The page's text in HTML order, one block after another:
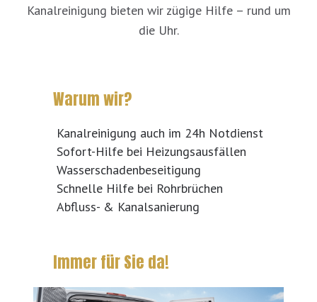
Kanalreinigung bieten wir zügige Hilfe – rund um
die Uhr.
Warum wir?
Kanalreinigung auch im 24h Notdienst
Sofort-Hilfe bei Heizungsausfällen
Wasserschadenbeseitigung
Schnelle Hilfe bei Rohrbrüchen
Abfluss- & Kanalsanierung
Immer für Sie da!